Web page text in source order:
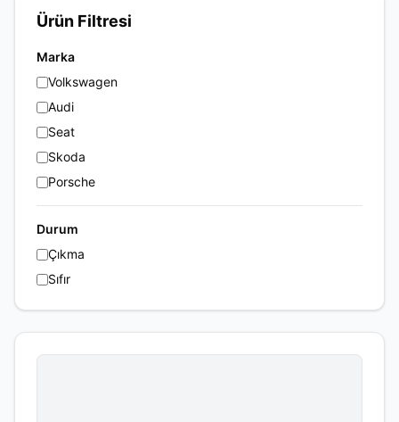
Ürün Filtresi
Marka
Volkswagen
Audi
Seat
Skoda
Porsche
Durum
Çıkma
Sıfır